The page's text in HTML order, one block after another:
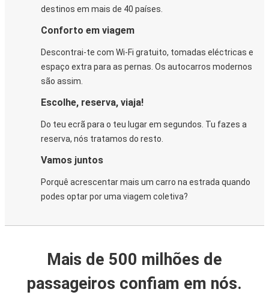
destinos em mais de 40 países.
Conforto em viagem
Descontrai-te com Wi-Fi gratuito, tomadas eléctricas e
espaço extra para as pernas. Os autocarros modernos
são assim.
Escolhe, reserva, viaja!
Do teu ecrã para o teu lugar em segundos. Tu fazes a
reserva, nós tratamos do resto.
Vamos juntos
Porquê acrescentar mais um carro na estrada quando
podes optar por uma viagem coletiva?
Mais de 500 milhões de
passageiros confiam em nós.